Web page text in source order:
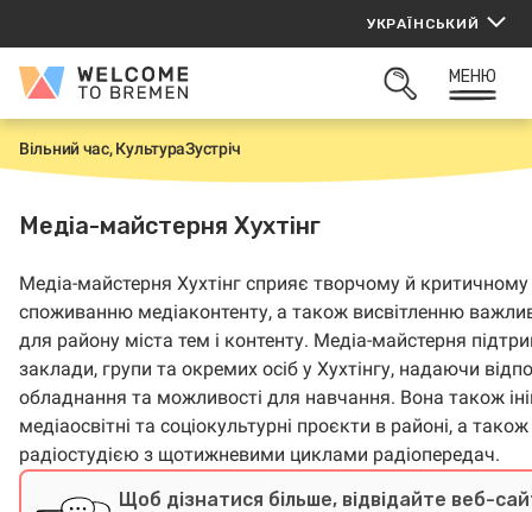
вмісту
УКРАЇНСЬКИЙ
Welcome
Bremen
ВІДКРИТИ
МЕНЮ
H
o
e
Вільний час, КультураЗустріч
Медіа-майстерня Хухтінг
Медіа-майстерня Хухтінг сприяє творчому й критичному
споживанню медіаконтенту, а також висвітленню
для району міста тем і контенту. Медіа-майстерня
заклади, групи та окремих осіб у Хухтінгу, надаючи
обладнання та можливості для навчання. Вона також
медіаосвітні та соціокультурні проєкти в районі, а
радіостудією з щотижневими циклами радіопередач.
Щоб дізнатися більше, відвідайте веб-